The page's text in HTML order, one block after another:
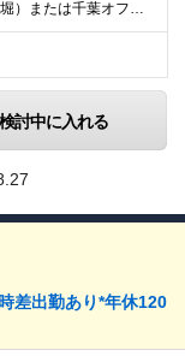
★本社（東京都中央区八丁堀）または千葉オフィス（千葉市）。 ※転居を伴う転勤はありません。 ※案件は東京23区中心なので、出社は東京オフィスが多くなります。 【本社】 東京都中央区八丁堀4-1-
検討中に入れる
差出勤あり*年休120